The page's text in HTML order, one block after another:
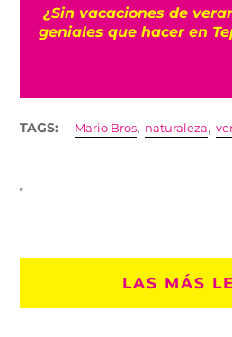
La historia oculta del
los más
TAGS: Mario Bros, naturaleza,
LAS MÁS